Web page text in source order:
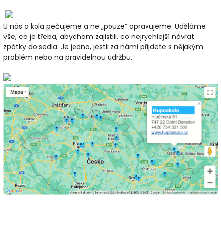
U nás o kola pečujeme a ne „pouze“ opravujeme. Uděláme
vše, co je třeba, abychom zajistili, co nejrychlejší návrat
zpátky do sedla. Je jedno, jestli za námi přijdete s nějakým
problém nebo na pravidelnou údržbu.